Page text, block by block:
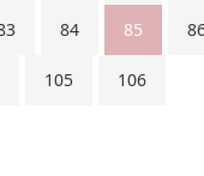
84 85
105 106